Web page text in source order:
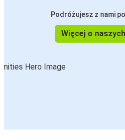
Podróżujesz z nami
Więcej o